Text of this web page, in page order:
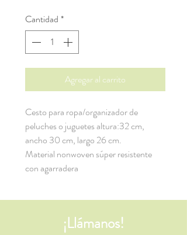
Cantidad *
Agregar al carrito
Cesto para ropa/organizador de
peluches o juguetes altura:32 cm,
ancho 30 cm, largo 26 cm.
Material nonwoven súper resistente
con agarradera
¡Llámanos!